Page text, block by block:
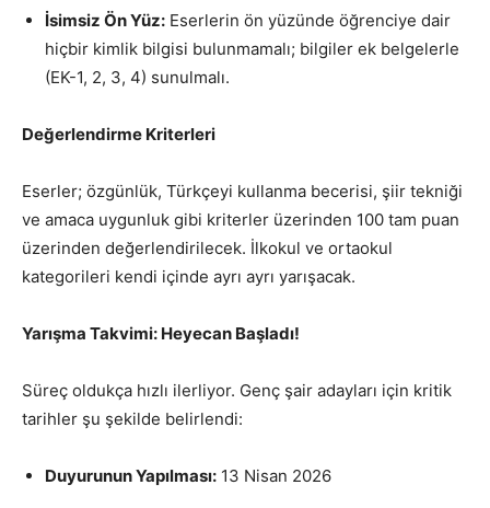
İsimsiz Ön Yüz: Eserlerin ön yüzünde öğrenciye dair
hiçbir kimlik bilgisi bulunmamalı; bilgiler ek belgelerle
(EK-1, 2, 3, 4) sunulmalı.
Değerlendirme Kriterleri
Eserler; özgünlük, Türkçeyi kullanma becerisi, şiir tekniği
ve amaca uygunluk gibi kriterler üzerinden 100 tam puan
üzerinden değerlendirilecek. İlkokul ve ortaokul
kategorileri kendi içinde ayrı ayrı yarışacak.
Yarışma Takvimi: Heyecan Başladı!
Süreç oldukça hızlı ilerliyor. Genç şair adayları için kritik
tarihler şu şekilde belirlendi:
Duyurunun Yapılması: 13 Nisan 2026